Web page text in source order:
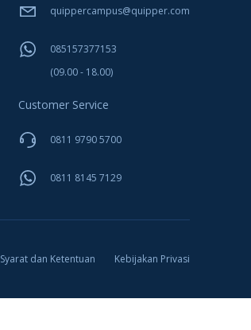
quippercampus@quipper.com
085157377153
(09.00 - 18.00)
Customer Service
0811 9790 5700
0811 8145 7129
Syarat dan Ketentuan Kebijakan Privasi